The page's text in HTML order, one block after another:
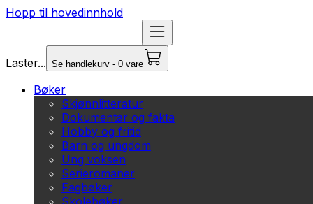
Hopp til hovedinnhold
Laster... Se handlekurv - 0 vare
Bøker
Skjønnlitteratur
Dokumentar og fakta
Hobby og fritid
Barn og ungdom
Ung voksen
Serieromaner
Fagbøker
Skolebøker